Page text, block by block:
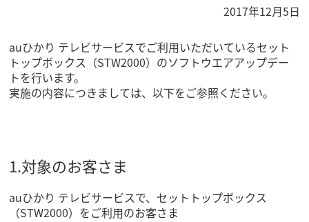
2017年12月5日
auひかり テレビサービスでご利用いただいているセット
トップボックス（STW2000）のソフトウエアアップデー
トを行います。
実施の内容につきましては、以下をご参照ください。
1.対象のお客さま
auひかり テレビサービスで、セットトップボックス
（STW2000）をご利用のお客さま